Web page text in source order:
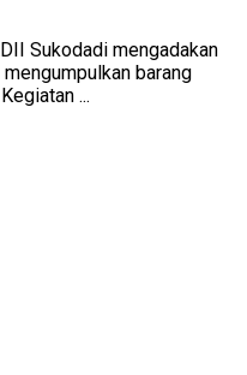
Sukodadi mengadakan
barang
...